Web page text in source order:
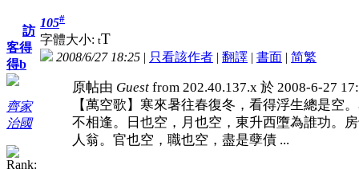
訪
客得
得b
齊家
治國
105#
字體大小: tT
2008/6/27 18:25 | 只看該作者 | 翻譯 | 書面 | 简繁
原帖由 Guest from 202.40.137.x 於 2008-6-27
【萬空歌】寒來暑往春復冬，看得浮生總是空
不相逢。日也空，月也空，東升西墮為誰功。
人翁。官也空，職也空，盡是孽債 ...